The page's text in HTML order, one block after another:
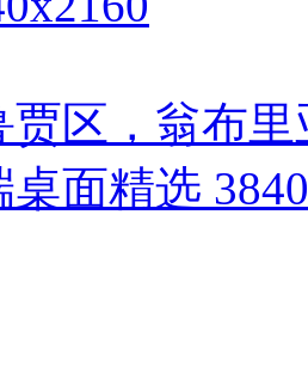
区，翁布
面精选